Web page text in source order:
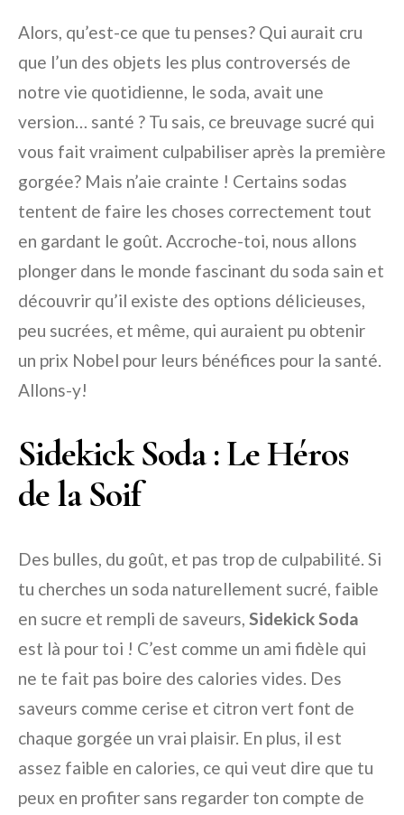
Alors, qu’est-ce que tu penses? Qui aurait cru
que l’un des objets les plus controversés de
notre vie quotidienne, le soda, avait une
version… santé ? Tu sais, ce breuvage sucré qui
vous fait vraiment culpabiliser après la première
gorgée? Mais n’aie crainte ! Certains sodas
tentent de faire les choses correctement tout
en gardant le goût. Accroche-toi, nous allons
plonger dans le monde fascinant du soda sain et
découvrir qu’il existe des options délicieuses,
peu sucrées, et même, qui auraient pu obtenir
un prix Nobel pour leurs bénéfices pour la santé.
Allons-y!
Sidekick Soda : Le Héros
de la Soif
Des bulles, du goût, et pas trop de culpabilité. Si
tu cherches un soda naturellement sucré, faible
en sucre et rempli de saveurs, Sidekick Soda
est là pour toi ! C’est comme un ami fidèle qui
ne te fait pas boire des calories vides. Des
saveurs comme cerise et citron vert font de
chaque gorgée un vrai plaisir. En plus, il est
assez faible en calories, ce qui veut dire que tu
peux en profiter sans regarder ton compte de